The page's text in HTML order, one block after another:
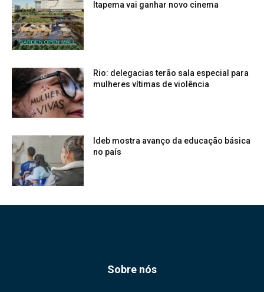
Itapema vai ganhar novo cinema
Rio: delegacias terão sala especial para
mulheres vítimas de violência
Ideb mostra avanço da educação básica
no país
Sobre nós